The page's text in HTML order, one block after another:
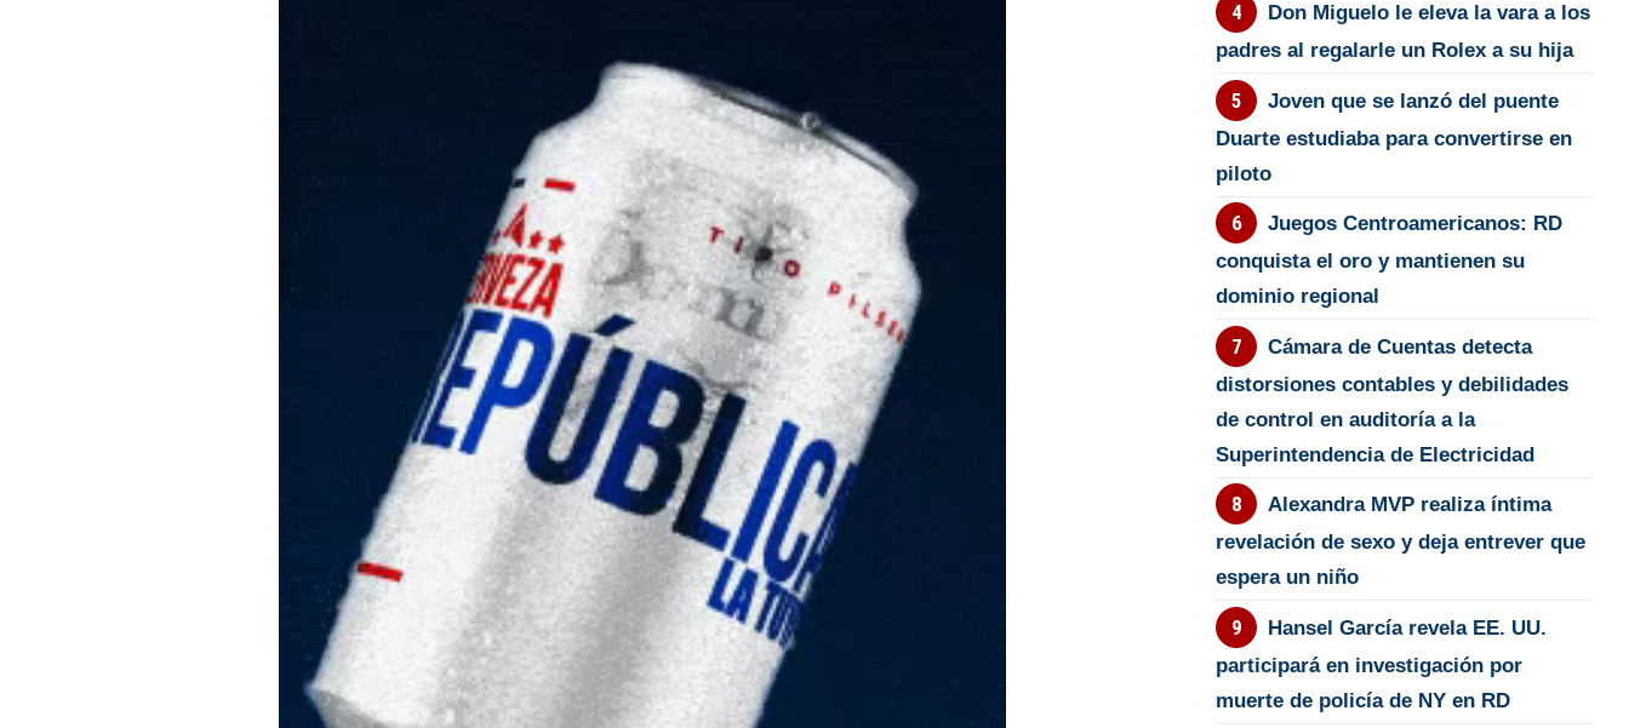
Don Miguelo le eleva la vara a los
padres al regalarle un Rolex a su hija
Joven que se lanzó del puente
Duarte estudiaba para convertirse en
piloto
Juegos Centroamericanos: RD
conquista el oro y mantienen su
dominio regional
Cámara de Cuentas detecta
distorsiones contables y debilidades
de control en auditoría a la
Superintendencia de Electricidad
Alexandra MVP realiza íntima
revelación de sexo y deja entrever que
espera un niño
Hansel García revela EE. UU.
participará en investigación por
muerte de policía de NY en RD